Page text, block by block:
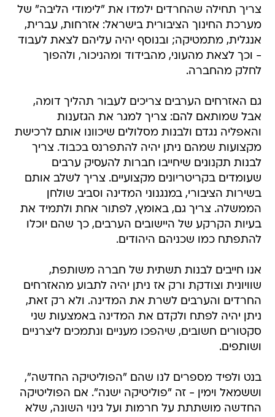
צריך תחילה שהחרדים ילמדו את "לימודי הליבה" של
מערכת החינוך הציבורית בישראל: אזרחות, עברית,
אנגלית, מתמטיקה; ובנוסף יהיה עליהם לצאת לעבוד
- וכך לצאת מהעוני, מהבידוד ומהניכור, ולהפוך
לחלק מהחברה.
גם האזרחים הערבים צריכים לעבור תהליך דומה,
אבל שמותאם להם: צריך למגר את הגזענות
והאפליה נגדם ולבנות מסלולים שיכוונו אותם לרכישת
מקצועות שמהם ניתן יהיה להתפרנס בכבוד. צריך
לבנות תקנונים שיחייבו חברות להעסיק ערבים
שעומדים בקריטריונים מקצועיים. צריך לשלב אותם
בשירות הציבורי, במנגנוני המדינה וסביב שולחן
הממשלה. צריך גם, באומץ, לפתור אחת ולתמיד את
בעיות הקרקע של היישובים הערבים, כך שהם יוכלו
להתפתח כמו שכניהם היהודים.
אנו חייבים לבנות תשתית של חברה משותפת,
שוויונית וצודקת ורק אז ניתן יהיה לתבוע מהאזרחים
החרדים והערבים לשרת את המדינה. ולא רק זאת,
ניתן יהיה לפתח ולקדם את המדינה באמצעות שני
סקטורים חשובים, שיהפכו מעניים ונתמכים ליצרניים
ושותפים.
בנט ולפיד מספרים לנו שהם "הפוליטיקה החדשה",
וששמאל וימין - זה "פוליטיקה ישנה". אם הפוליטיקה
החדשה מושתתת על חרמות ועל גינוי השונה, שלא